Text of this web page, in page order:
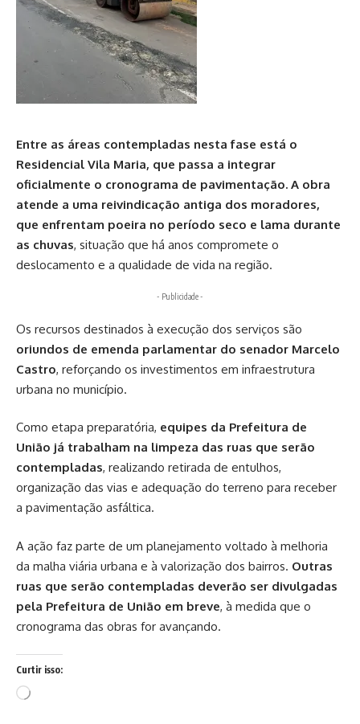
Entre as áreas contempladas nesta fase está o
Residencial Vila Maria, que passa a integrar
oficialmente o cronograma de pavimentação. A obra
atende a uma reivindicação antiga dos moradores,
que enfrentam poeira no período seco e lama durante
as chuvas, situação que há anos compromete o
deslocamento e a qualidade de vida na região.
- Publicidade -
Os recursos destinados à execução dos serviços são
oriundos de emenda parlamentar do senador Marcelo
Castro, reforçando os investimentos em infraestrutura
urbana no município.
Como etapa preparatória, equipes da Prefeitura de
União já trabalham na limpeza das ruas que serão
contempladas, realizando retirada de entulhos,
organização das vias e adequação do terreno para receber
a pavimentação asfáltica.
A ação faz parte de um planejamento voltado à melhoria
da malha viária urbana e à valorização dos bairros. Outras
ruas que serão contempladas deverão ser divulgadas
pela Prefeitura de União em breve, à medida que o
cronograma das obras for avançando.
Curtir isso:
Carregando...